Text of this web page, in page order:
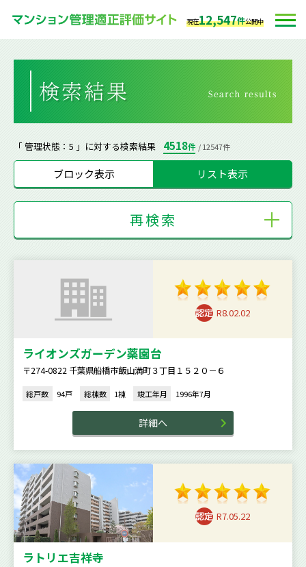
現在12,547件公開中
「 管理状態：5 」に対する検索結果 4518件/ 12547件
ブロック表示 リスト表示
再検索
R8.02.02
ライオンズガーデン薬園台
〒274-0822 千葉県船橋市飯山満町３丁目１５２０－６
総戸数 94戸 総棟数 1棟 竣工年月 1996年7月
詳細へ
R7.05.22
ラトリエ吉祥寺